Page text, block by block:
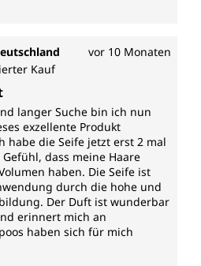
vor 10 Monaten
von 5 von 5 Sternen
Kauf
langer Suche bin ich nun
exzellente Produkt
habe die Seife jetzt erst 2 mal
dass meine Haare
haben. Die Seife ist
durch die hohe und
Der Duft ist wunderbar
erinnert mich an
haben sich für mich